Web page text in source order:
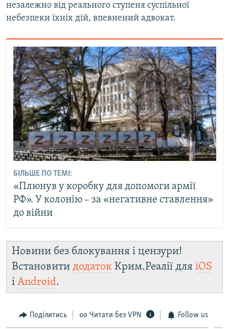
незалежно від реального ступеня суспільної
небезпеки їхніх дій, впевнений адвокат.
БІЛЬШЕ ПО ТЕМІ:
«Плюнув у коробку для допомоги армії
РФ». У колонію – за «негативне ставлення»
до війни
Новини без блокування і цензури!
Встановити додаток Крим.Реалії для iOS
і Android.
Поділитись Читати без VPN Follow us